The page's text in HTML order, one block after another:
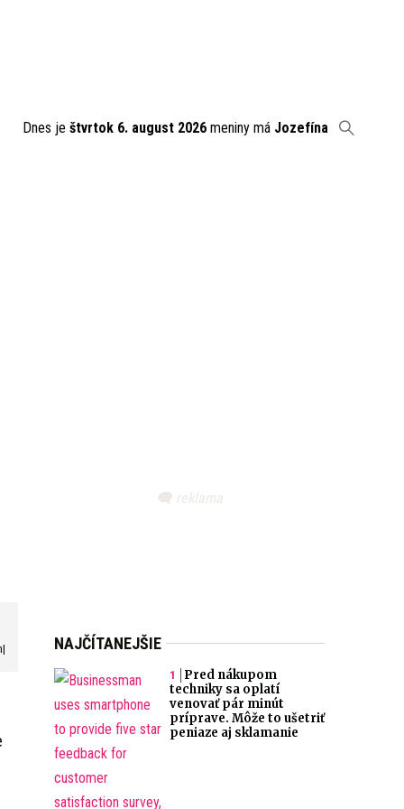
Dnes je štvrtok 6. august 2026 meniny má Jozefína
NAJČÍTANEJŠIE
Pred nákupom
techniky sa oplatí
venovať pár minút
príprave. Môže to ušetriť
peniaze aj sklamanie